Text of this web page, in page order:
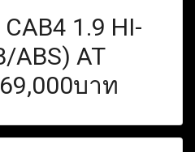
1.9 HI-
ABS) AT
บาท